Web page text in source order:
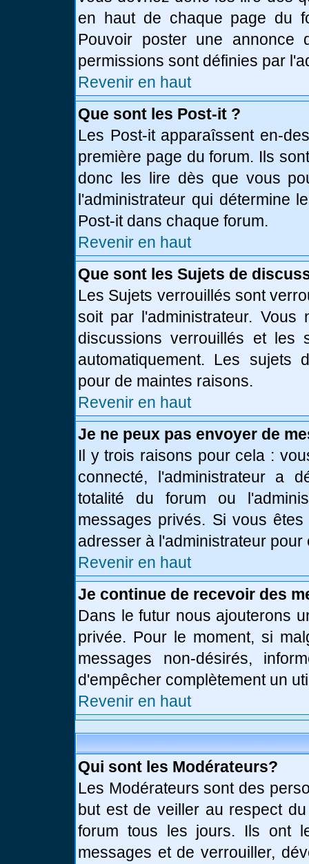
en haut de chaque page du
Pouvoir poster une annonce
permissions sont définies par
Revenir en haut
Que sont les Post-it ?
Les Post-it apparaîssent en-
première page du forum. Ils
donc les lire dès que vous
l'administrateur qui détermine
Post-it dans chaque forum.
Revenir en haut
Que sont les Sujets de
Les Sujets verrouillés sont
soit par l'administrateur.
discussions verrouillés et les
automatiquement. Les sujets
pour de maintes raisons.
Revenir en haut
Je ne peux pas envoyer de
Il y trois raisons pour cela :
connecté, l'administrateur a
totalité du forum ou
messages privés. Si vous
adresser à l'administrateur
Revenir en haut
Je continue de recevoir des
Dans le futur nous ajouterons
privée. Pour le moment, si
messages non-désirés,
d'empêcher complètement un
Revenir en haut
Qui sont les Modérateurs?
Les Modérateurs sont des
but est de veiller au respect
forum tous les jours. Ils ont
messages et de verrouiller,